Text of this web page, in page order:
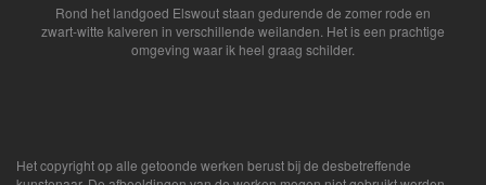
Rond het landgoed Elswout staan gedurende de zomer rode en
zwart-witte kalveren in verschillende weilanden. Het is een prachtige
omgeving waar ik heel graag schilder.
Het copyright op alle getoonde werken berust bij de desbetreffende